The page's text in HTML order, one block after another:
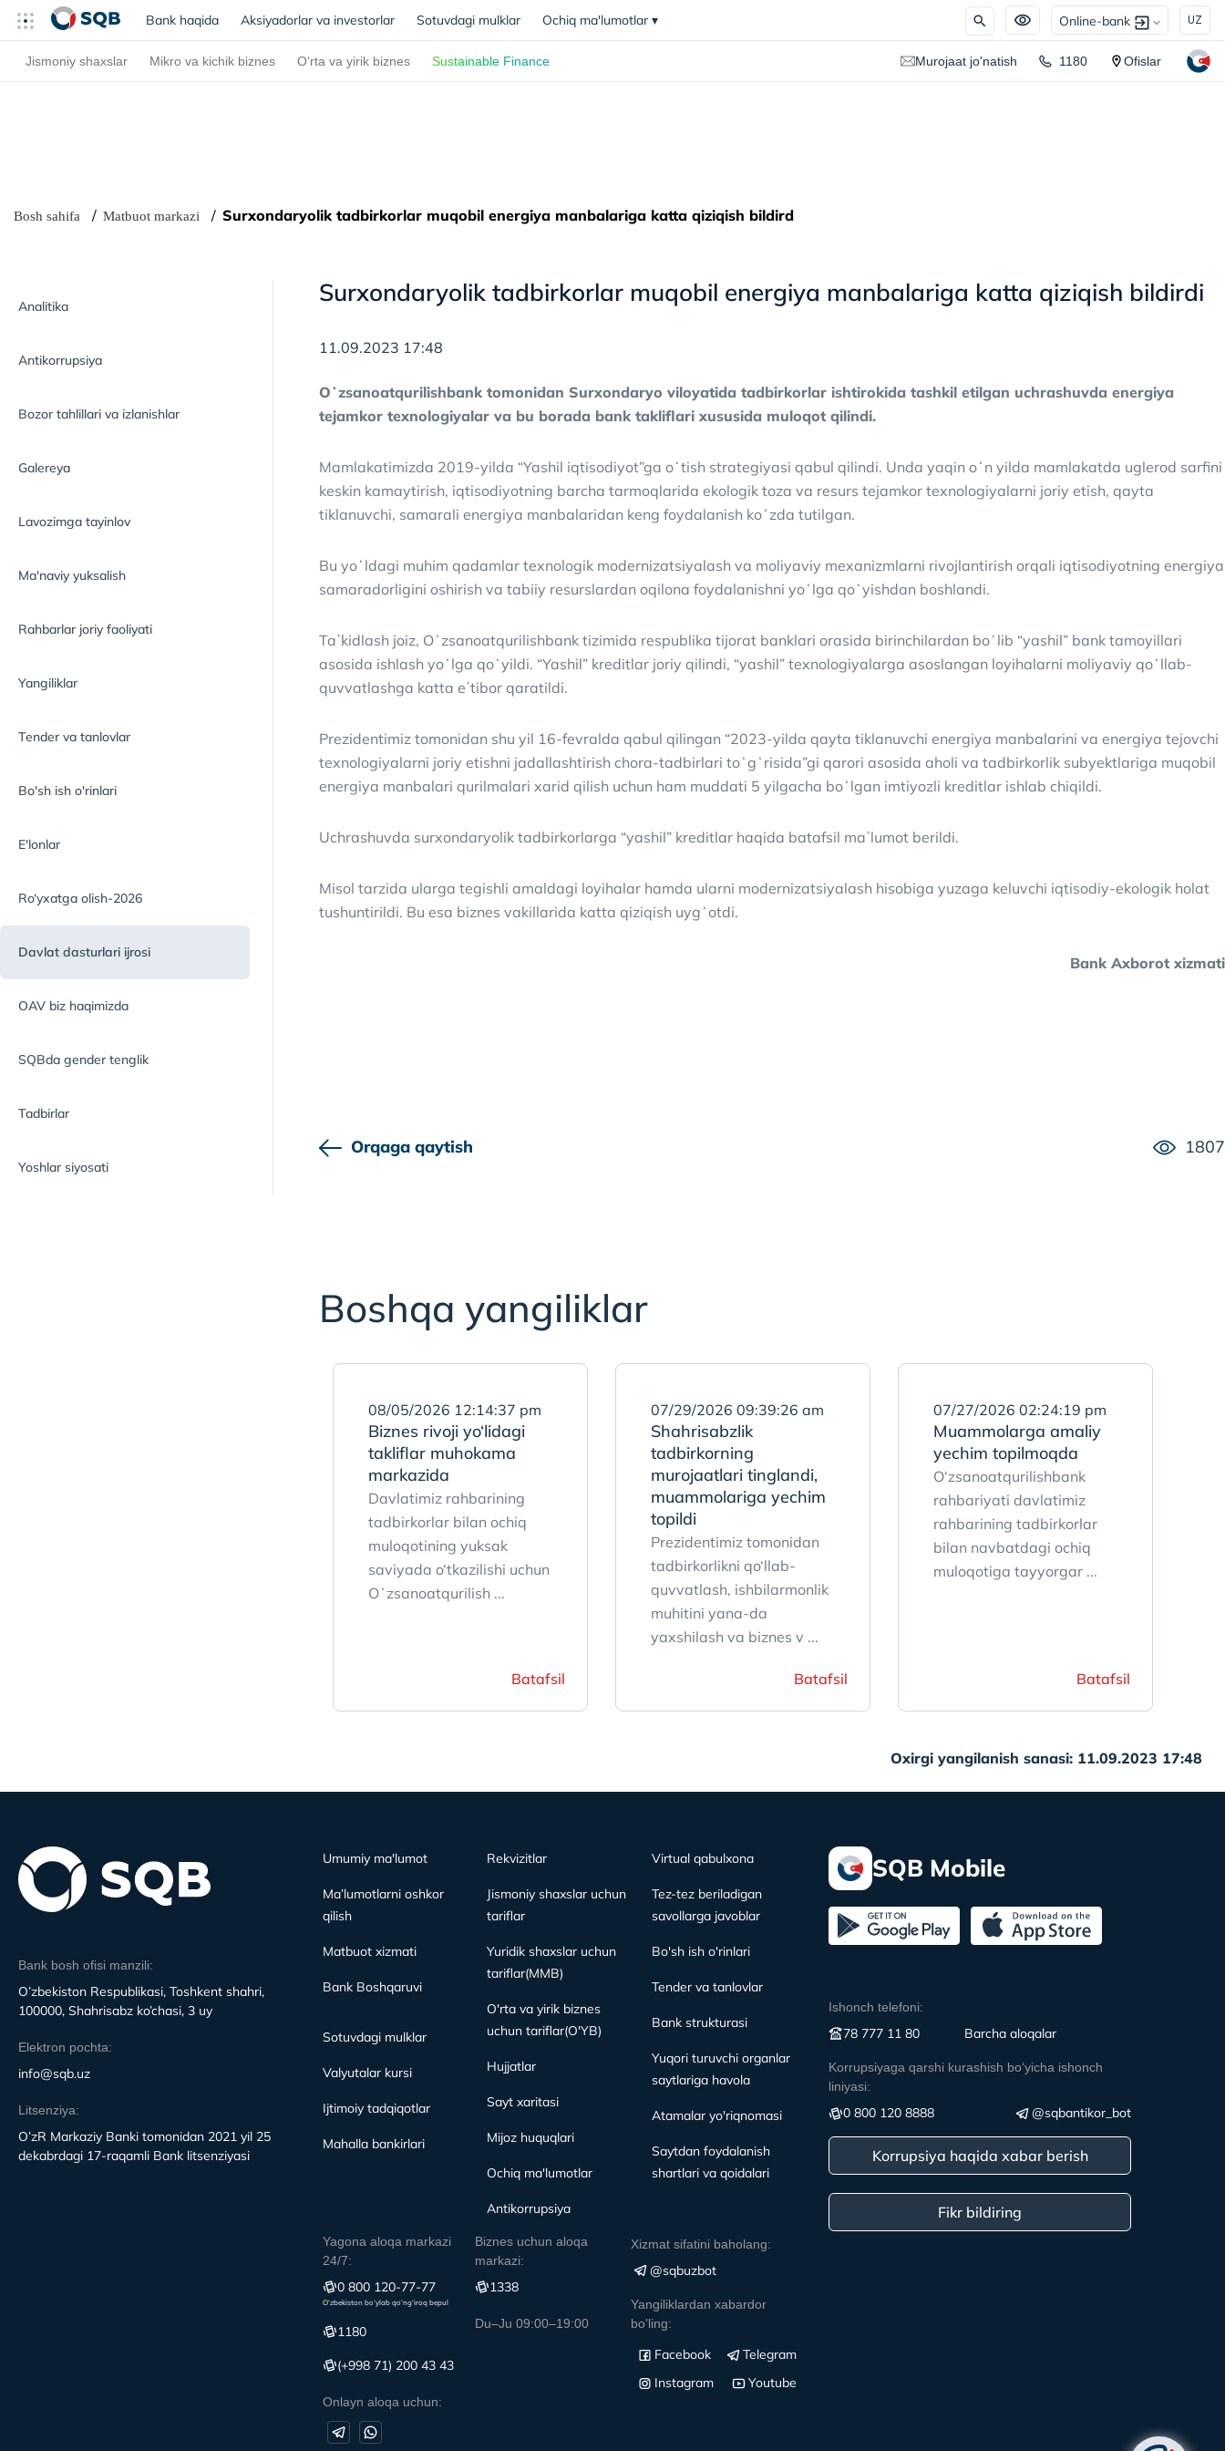
Bank haqida (current)
Aksiyadorlar va investorlar Sotuvdagi mulklar Ochiq ma'lumotlar ▾ Online-bank UZ
Jismoniy shaxslar Mikro va kichik biznes O‘rta va yirik biznes Sustainable Finance Murojaat jo'natish 1180 Ofislar
Bosh sahifa Matbuot markazi Surxondaryolik tadbirkorlar muqobil energiya manbalariga katta qiziqish bildird
Analitika
Antikorrupsiya
Bozor tahlillari va izlanishlar
Galereya
Lavozimga tayinlov
Ma'naviy yuksalish
Rahbarlar joriy faoliyati
Yangiliklar
Tender va tanlovlar
Bo'sh ish o'rinlari
E'lonlar
Ro‘yxatga olish-2026
Davlat dasturlari ijrosi
OAV biz haqimizda
SQBda gender tenglik
Tadbirlar
Yoshlar siyosati
Surxondaryolik tadbirkorlar muqobil energiya manbalariga katta qiziqish bildirdi
11.09.2023 17:48
Oʻzsanoatqurilishbank tomonidan Surxondaryo viloyatida tadbirkorlar ishtirokida tashkil etilgan uchrashuvda energiya
tejamkor texnologiyalar va bu borada bank takliflari xususida muloqot qilindi.
Mamlakatimizda 2019-yilda “Yashil iqtisodiyot”ga oʻtish strategiyasi qabul qilindi. Unda yaqin oʻn yilda mamlakatda uglerod sarfini
keskin kamaytirish, iqtisodiyotning barcha tarmoqlarida ekologik toza va resurs tejamkor texnologiyalarni joriy etish, qayta
tiklanuvchi, samarali energiya manbalaridan keng foydalanish koʻzda tutilgan.
Bu yoʻldagi muhim qadamlar texnologik modernizatsiyalash va moliyaviy mexanizmlarni rivojlantirish orqali iqtisodiyotning energiya
samaradorligini oshirish va tabiiy resurslardan oqilona foydalanishni yoʻlga qoʻyishdan boshlandi.
Taʼkidlash joiz, Oʻzsanoatqurilishbank tizimida respublika tijorat banklari orasida birinchilardan boʻlib “yashil” bank tamoyillari
asosida ishlash yoʻlga qoʻyildi. “Yashil” kreditlar joriy qilindi, “yashil” texnologiyalarga asoslangan loyihalarni moliyaviy qoʻllab-
quvvatlashga katta eʼtibor qaratildi.
Prezidentimiz tomonidan shu yil 16-fevralda qabul qilingan “2023-yilda qayta tiklanuvchi energiya manbalarini va energiya tejovchi
texnologiyalarni joriy etishni jadallashtirish chora-tadbirlari toʻgʻrisida”gi qarori asosida aholi va tadbirkorlik subyektlariga muqobil
energiya manbalari qurilmalari xarid qilish uchun ham muddati 5 yilgacha boʻlgan imtiyozli kreditlar ishlab chiqildi.
Uchrashuvda surxondaryolik tadbirkorlarga “yashil” kreditlar haqida batafsil maʼlumot berildi.
Misol tarzida ularga tegishli amaldagi loyihalar hamda ularni modernizatsiyalash hisobiga yuzaga keluvchi iqtisodiy-ekologik holat
tushuntirildi. Bu esa biznes vakillarida katta qiziqish uygʻotdi.
Bank Axborot xizmati
Orqaga qaytish 1807
Boshqa yangiliklar
08/05/2026 12:14:37 pm
Biznes rivoji yo‘lidagi
takliflar muhokama
markazida
Davlatimiz rahbarining
tadbirkorlar bilan ochiq
muloqotining yuksak
saviyada o‘tkazilishi uchun
Oʻzsanoatqurilish ...
Batafsil
07/29/2026 09:39:26 am
Shahrisabzlik
tadbirkorning
murojaatlari tinglandi,
muammolariga yechim
topildi
Prezidentimiz tomonidan
tadbirkorlikni qo‘llab-
quvvatlash, ishbilarmonlik
muhitini yana-da
yaxshilash va biznes v ...
Batafsil
07/27/2026 02:24:19 pm
Muammolarga amaliy
yechim topilmoqda
O‘zsanoatqurilishbank
rahbariyati davlatimiz
rahbarining tadbirkorlar
bilan navbatdagi ochiq
muloqotiga tayyorgar ...
Batafsil
Oxirgi yangilanish sanasi: 11.09.2023 17:48
Bank bosh ofisi manzili:
O’zbekiston Respublikasi, Toshkent shahri,
100000, Shahrisabz ko’chasi, 3 uy
Elektron pochta:
info@sqb.uz
Litsenziya:
O’zR Markaziy Banki tomonidan 2021 yil 25
dekabrdagi 17-raqamli Bank litsenziyasi
Umumiy ma'lumot
Ma’lumotlarni oshkor
qilish
Matbuot xizmati
Bank Boshqaruvi
Sotuvdagi mulklar
Valyutalar kursi
Ijtimoiy tadqiqotlar
Mahalla bankirlari
Rekvizitlar
Jismoniy shaxslar uchun
tariflar
Yuridik shaxslar uchun
tariflar(MMB)
O'rta va yirik biznes
uchun tariflar(O'YB)
Hujjatlar
Sayt xaritasi
Mijoz huquqlari
Ochiq ma'lumotlar
Antikorrupsiya
Virtual qabulxona
Tez-tez beriladigan
savollarga javoblar
Bo'sh ish o'rinlari
Tender va tanlovlar
Bank strukturasi
Yuqori turuvchi organlar
saytlariga havola
Atamalar yo'riqnomasi
Saytdan foydalanish
shartlari va qoidalari
Yagona aloqa markazi
24/7:
0 800 120-77-77
O‘zbekiston bo‘ylab qo‘ng‘iroq bepul
1180
(+998 71) 200 43 43
Onlayn aloqa uchun:
Biznes uchun aloqa
markazi:
1338
Du–Ju 09:00–19:00
Xizmat sifatini baholang:
@sqbuzbot
Yangiliklardan xabardor
bo'ling:
Facebook
Telegram
Instagram
Youtube
SQB Mobile
Ishonch telefoni:
78 777 11 80 Вarcha aloqalar
Korrupsiyaga qarshi kurashish boʻyicha ishonch
liniyasi:
0 800 120 8888 @sqbantikor_bot
Korrupsiya haqida xabar berish
Fikr bildiring